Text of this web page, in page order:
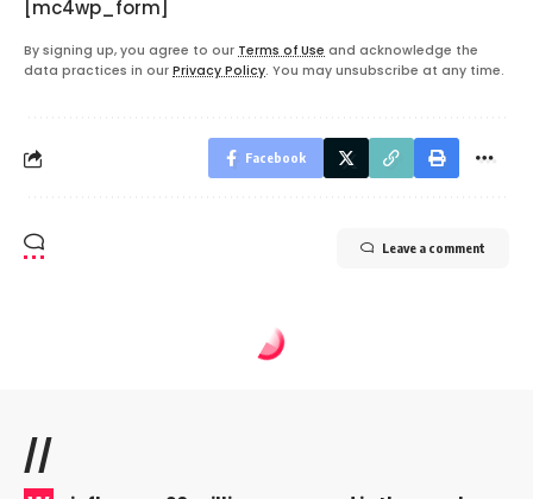
[mc4wp_form]
By signing up, you agree to our Terms of Use and acknowledge the
data practices in our Privacy Policy. You may unsubscribe at any time.
Facebook
Leave a comment
//